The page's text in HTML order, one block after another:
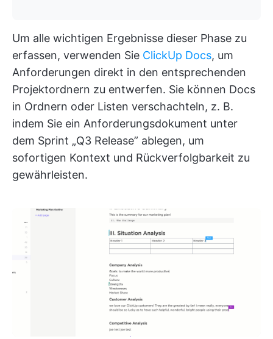
Um alle wichtigen Ergebnisse dieser Phase zu
erfassen, verwenden Sie ClickUp Docs, um
Anforderungen direkt in den entsprechenden
Projektordnern zu entwerfen. Sie können Docs
in Ordnern oder Listen verschachteln, z. B.
indem Sie ein Anforderungsdokument unter
dem Sprint „Q3 Release” ablegen, um
sofortigen Kontext und Rückverfolgbarkeit zu
gewährleisten.